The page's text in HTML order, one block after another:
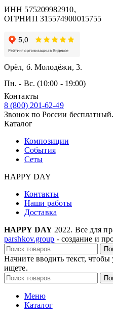
ИНН 575209982910,
ОГРНИП 315574900015755
Орёл, б. Молодёжи, 3.
Пн. - Вс. (10:00 - 19:00)
Контакты
8 (800) 201-62-49
Звонок по России бесплатный.
Каталог
Композиции
События
Сеты
HAPPY DAY
Контакты
Наши работы
Доставка
HAPPY DAY 2022. Все для
parshkov.group - создание и
Начните вводить текст,
ищете.
Меню
Каталог